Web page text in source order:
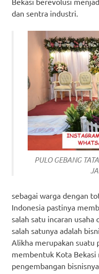
dan sentra industri.
PULO GEBANG
sebagai warga dengan
Indonesia pastinya
salah satu incaran
salah satunya adalah
Alikha merupakan suatu
membentuk Kota Bekasi
pengembangan